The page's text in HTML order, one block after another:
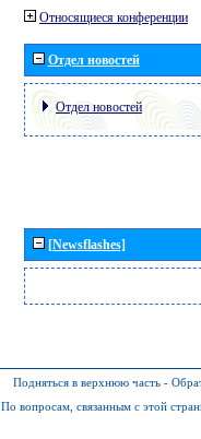
Относящиеся конференции
Отдел новостей
Отдел новостей
[Newsflashes]
Подняться в верхнюю часть -
По вопросам, связанным с этой